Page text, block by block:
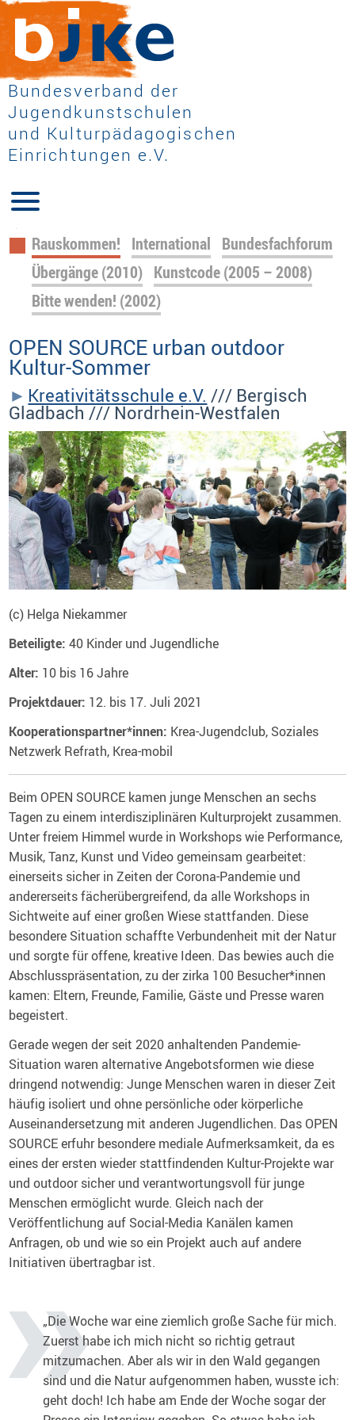
Bundesverband der
Jugendkunstschulen
und Kulturpädagogischen
Einrichtungen e.V.
Navigation
überspringen
Rauskommen! International Bundesfachforum
Übergänge (2010) Kunstcode (2005 – 2008)
Bitte wenden! (2002)
OPEN SOURCE urban outdoor
Kultur-Sommer
Kreativitätsschule e.V. /// Bergisch
Gladbach /// Nordrhein-Westfalen
(c) Helga Niekammer
Beteiligte: 40 Kinder und Jugendliche
Alter: 10 bis 16 Jahre
Projektdauer: 12. bis 17. Juli 2021
Kooperationspartner*innen: Krea-Jugendclub, Soziales
Netzwerk Refrath, Krea-mobil
Beim OPEN SOURCE kamen junge Menschen an sechs
Tagen zu einem interdisziplinären Kulturprojekt zusammen.
Unter freiem Himmel wurde in Workshops wie Performance,
Musik, Tanz, Kunst und Video gemeinsam gearbeitet:
einerseits sicher in Zeiten der Corona-Pandemie und
andererseits fächerübergreifend, da alle Workshops in
Sichtweite auf einer großen Wiese stattfanden. Diese
besondere Situation schaffte Verbundenheit mit der Natur
und sorgte für offene, kreative Ideen. Das bewies auch die
Abschlusspräsentation, zu der zirka 100 Besucher*innen
kamen: Eltern, Freunde, Familie, Gäste und Presse waren
begeistert.
Gerade wegen der seit 2020 anhaltenden Pandemie-
Situation waren alternative Angebotsformen wie diese
dringend notwendig: Junge Menschen waren in dieser Zeit
häufig isoliert und ohne persönliche oder körperliche
Auseinandersetzung mit anderen Jugendlichen. Das OPEN
SOURCE erfuhr besondere mediale Aufmerksamkeit, da es
eines der ersten wieder stattfindenden Kultur-Projekte war
und outdoor sicher und verantwortungsvoll für junge
Menschen ermöglicht wurde. Gleich nach der
Veröffentlichung auf Social-Media Kanälen kamen
Anfragen, ob und wie so ein Projekt auch auf andere
Initiativen übertragbar ist.
„Die Woche war eine ziemlich große Sache für mich.
Zuerst habe ich mich nicht so richtig getraut
mitzumachen. Aber als wir in den Wald gegangen
sind und die Natur aufgenommen haben, wusste ich:
geht doch! Ich habe am Ende der Woche sogar der